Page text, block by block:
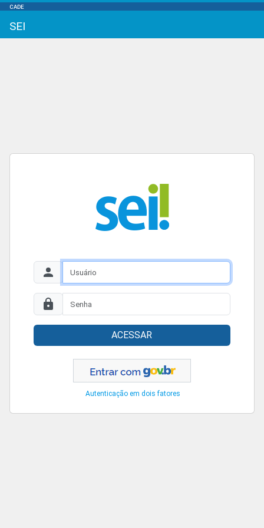
CADE
SEI
ACESSAR
Autenticação em dois fatores